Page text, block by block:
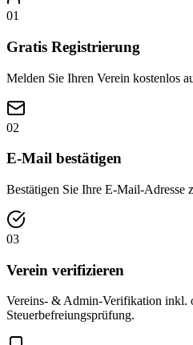
01
Gratis Registrierung
Melden Sie Ihren Verein kostenlos
02
E-Mail bestätigen
Bestätigen Sie Ihre E-Mail-Adresse
03
Verein verifizieren
Vereins- & Admin-Verifikation inkl.
Steuerbefreiungsprüfung.